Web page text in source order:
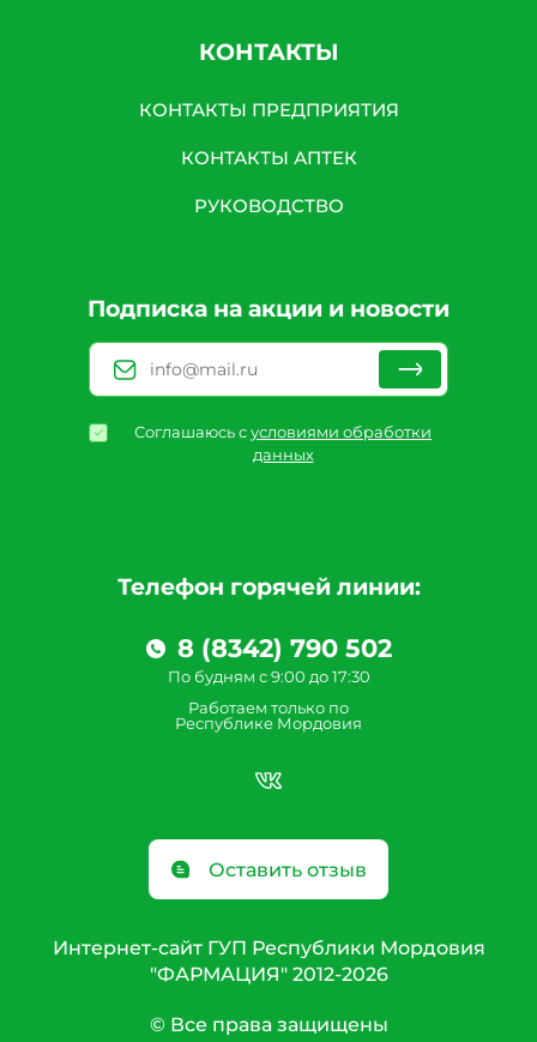
Телефон горячей линии:
8 (8342) 790 502
По будням с 9:00 до 17:30
Работаем только по
Республике Мордовия
Оставить отзыв
КОНТАКТЫ
КОНТАКТЫ ПРЕДПРИЯТИЯ
КОНТАКТЫ АПТЕК
РУКОВОДСТВО
Подписка на акции и новости
Соглашаюсь сусловиями обработки
данных
Интернет-сайт ГУП Республики Мордовия
"ФАРМАЦИЯ" 2012-2026
© Все права защищены